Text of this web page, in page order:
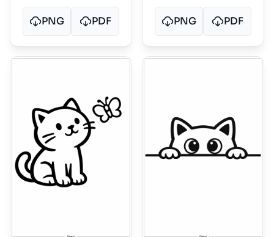
PNG PDF PNG PDF